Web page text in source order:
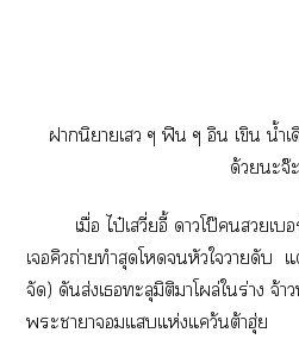
านิยายเว ๆ ฟิน ๆ อิน เขิน น้ำเ
ด้วยะจ๊ะ
เมื่อ ไป๋เวี่ยอี้ าโป๊เ
เคิวถ่ายทำสุดโหัวใาดับ
จัด) ดันส่งเทะลุมิติาโผล่ใร่าง จ้า
ะาาแแห่งแคว้นต้าฮุ่ย